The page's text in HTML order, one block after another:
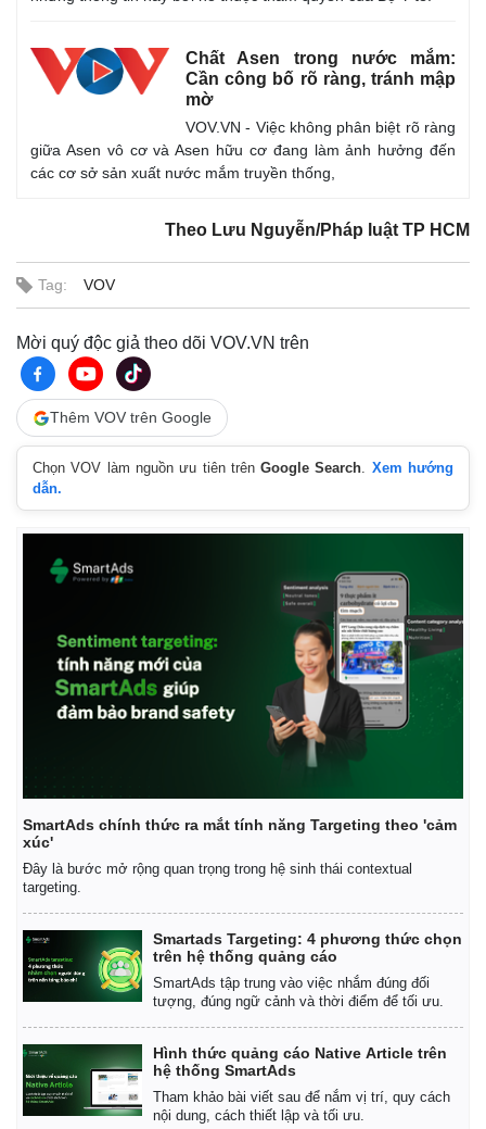
Thể thao
Ô tô - Xe máy
Chất Asen trong nước mắm:
Cần công bố rõ ràng, tránh mập
mờ
VOV.VN - Việc không phân biệt rõ ràng
giữa Asen vô cơ và Asen hữu cơ đang làm ảnh hưởng đến
các cơ sở sản xuất nước mắm truyền thống,
Theo Lưu Nguyễn/Pháp luật TP HCM
Tag: VOV
Mời quý độc giả theo dõi VOV.VN trên
Thêm VOV trên Google
Chọn VOV làm nguồn ưu tiên trênGoogle Search. Xem hướng
dẫn.
SmartAds chính thức ra mắt tính năng Targeting theo 'cảm
xúc'
Đây là bước mở rộng quan trọng trong hệ sinh thái contextual
targeting.
Smartads Targeting: 4 phương thức chọn
trên hệ thống quảng cáo
SmartAds tập trung vào việc nhắm đúng đối
tượng, đúng ngữ cảnh và thời điểm để tối ưu.
Hình thức quảng cáo Native Article trên
hệ thống SmartAds
Tham khảo bài viết sau để nắm vị trí, quy cách
nội dung, cách thiết lập và tối ưu.